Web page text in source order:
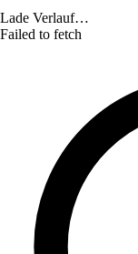
Lade Verlauf…
Failed to fetch